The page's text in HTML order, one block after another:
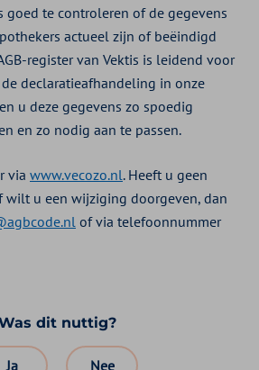
goed te controleren of de gegevens
actueel zijn of beëindigd
register van Vektis is leidend voor
declaratieafhandeling in onze
u deze gegevens zo spoedig
en zo nodig aan te passen.
via www.vecozo.nl. Heeft u geen
wilt u een wijziging doorgeven, dan
of via telefoonnummer
dit nuttig?
Ja Nee